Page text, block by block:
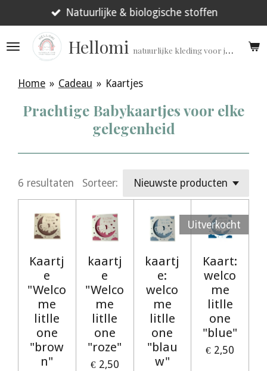
direct
naar
Hellomi natuurlijke kleding voor jouw prematuur!
Natuurlijke & biologische stoffen
Home » Cadeau » Kaartjes
Prachtige Babykaartjes voor elke
gelegenheid
6 resultaten Sorteer:
Kaartj
e
"Welco
me
litlle
one
"brow
n"
kaartj
e
"Welco
me
litlle
one
"roze"
€ 2,50
kaartj
e:
welco
me
litlle
one
"blau
w"
Uitverkocht
Kaart:
welco
me
litlle
one
"blue"
€ 2,50